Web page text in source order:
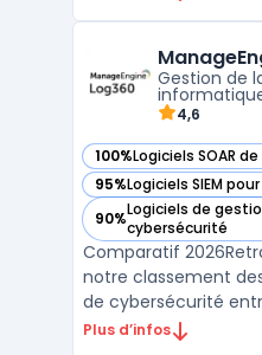
travers les différents
Gestion de
4,6
100%Logiciels SOAR
— voir ManageEngine
95%Logiciels SIEM
— voir ManageEngine
90%Logiciels de
cybersécurité
— voir ManageEngine
Comparatif
notre classement
de cybersécurité
SIEM, XDR. ...
Plus d’infos